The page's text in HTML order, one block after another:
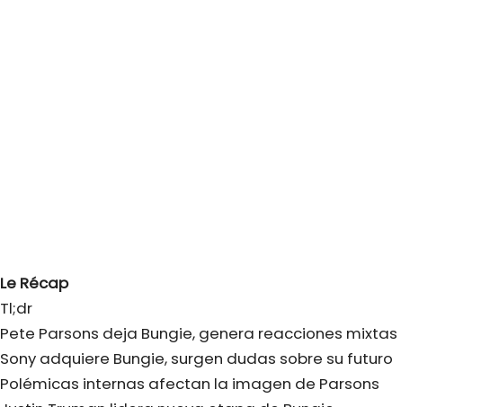
Le Récap
Tl;dr
Pete Parsons deja Bungie, genera reacciones mixtas
Sony adquiere Bungie, surgen dudas sobre su futuro
Polémicas internas afectan la imagen de Parsons